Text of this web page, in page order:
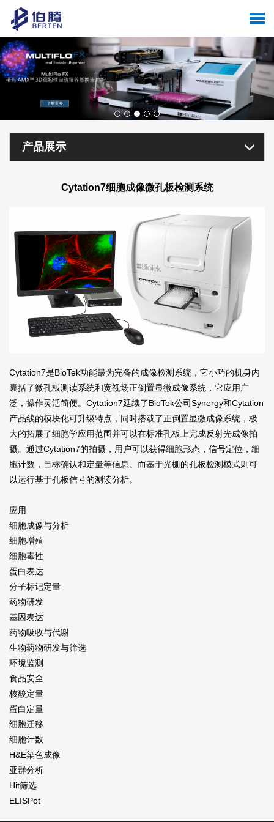
产品展示
Cytation7细胞成像微孔板检测系统
Cytation7是BioTek功能最为完备的成像检测系统，它小巧的机身内
囊括了微孔板测读系统和宽视场正倒置显微成像系统，它应用广
泛，操作灵活简便。Cytation7延续了BioTek公司Synergy和Cytation
产品线的模块化可升级特点，同时搭载了正倒置显微成像系统，极
大的拓展了细胞学应用范围并可以在标准孔板上完成反射光成像拍
摄。通过Cytation7的拍摄，用户可以获得细胞形态，信号定位，细
胞计数，目标确认和定量等信息。而基于光栅的孔板检测模式则可
以运行基于孔板信号的测读分析。
应用
细胞成像与分析
细胞增殖
细胞毒性
蛋白表达
分子标记定量
药物研发
基因表达
药物吸收与代谢
生物药物研发与筛选
环境监测
食品安全
核酸定量
蛋白定量
细胞迁移
细胞计数
H&E染色成像
亚群分析
Hit筛选
ELISPot